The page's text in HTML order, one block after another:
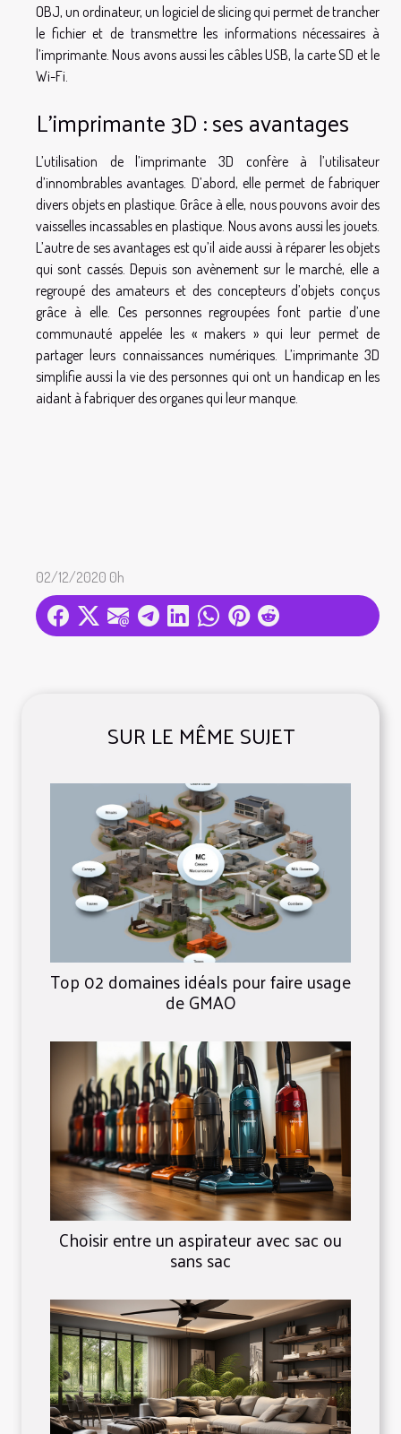
SUR LE MÊME SUJET
Top 02 domaines idéals pour faire usage
de GMAO
Choisir entre un aspirateur avec sac ou
sans sac
OBJ, un ordinateur, un logiciel de slicing qui permet de trancher
le fichier et de transmettre les informations nécessaires à
l’imprimante. Nous avons aussi les câbles USB, la carte SD et le
Wi-Fi.
L’imprimante 3D : ses avantages
L’utilisation de l’imprimante 3D confère à l’utilisateur
d’innombrables avantages. D’abord, elle permet de fabriquer
divers objets en plastique. Grâce à elle, nous pouvons avoir des
vaisselles incassables en plastique. Nous avons aussi les jouets.
L’autre de ses avantages est qu’il aide aussi à réparer les objets
qui sont cassés. Depuis son avènement sur le marché, elle a
regroupé des amateurs et des concepteurs d’objets conçus
grâce à elle. Ces personnes regroupées font partie d’une
communauté appelée les « makers » qui leur permet de
partager leurs connaissances numériques. L’imprimante 3D
simplifie aussi la vie des personnes qui ont un handicap en les
aidant à fabriquer des organes qui leur manque.
02/12/2020 0h